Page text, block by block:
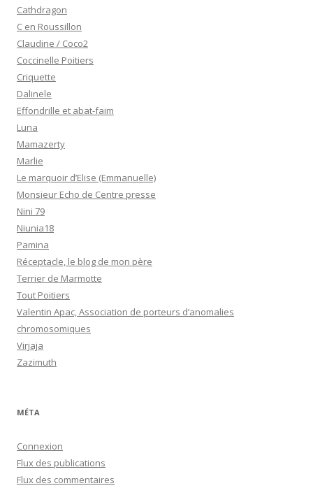
Cathdragon
C en Roussillon
Claudine / Coco2
Coccinelle Poitiers
Criquette
Dalinele
Effondrille et abat-faim
Luna
Mamazerty
Marlie
Le marquoir d’Elise (Emmanuelle)
Monsieur Echo de Centre presse
Nini 79
Niunia18
Pamina
Réceptacle, le blog de mon père
Terrier de Marmotte
Tout Poitiers
Valentin Apac, Association de porteurs d’anomalies
chromosomiques
Virjaja
Zazimuth
MÉTA
Connexion
Flux des publications
Flux des commentaires